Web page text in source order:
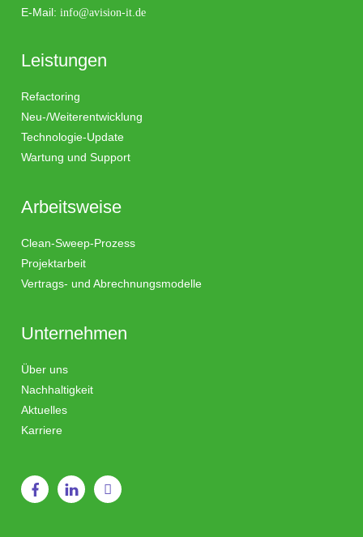
E-Mail: info@avision-it.de
Leistungen
Refactoring
Neu-/Weiterentwicklung
Technologie-Update
Wartung und Support
Arbeitsweise
Clean-Sweep-Prozess
Projektarbeit
Vertrags- und Abrechnungsmodelle
Unternehmen
Über uns
Nachhaltigkeit
Aktuelles
Karriere